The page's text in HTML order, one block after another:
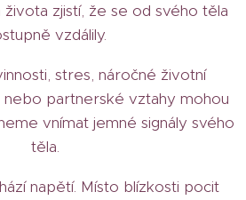
zjistí, že se od svého těla
vzdálily.
stres, náročné životní
partnerské vztahy mohou
vnímat jemné signály svého
těla.
napětí. Místo blízkosti pocit